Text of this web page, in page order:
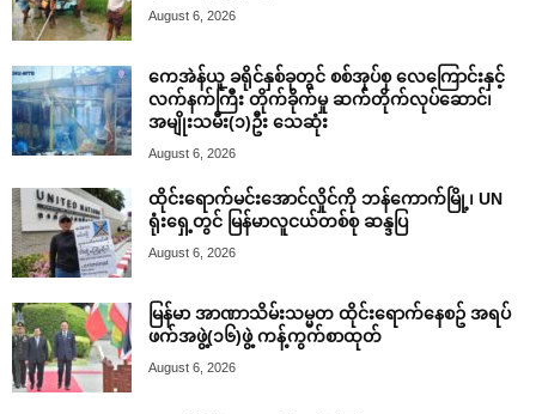
August 6, 2026
ကေအဲန်ယူ ခရိုင်နှစ်ခုတွင် စစ်အုပ်စု လေကြောင်းနှင့်
လက်နက်ကြီး တိုက်ခိုက်မှု ဆက်တိုက်လုပ်ဆောင်၊
အမျိုးသမီး(၁)ဦး သေဆုံး
August 6, 2026
ထိုင်းရောက်မင်းအောင်လှိုင်ကို ဘန်ကောက်မြို့၊ UN
ရုံးရှေ့တွင် မြန်မာလူငယ်တစ်စု ဆန္ဒပြ
August 6, 2026
မြန်မာ အာဏာသိမ်းသမ္မတ ထိုင်းရောက်နေစဥ် အရပ်
ဖက်အဖွဲ့(၁၆)ဖွဲ့ ကန့်ကွက်စာထုတ်
August 6, 2026